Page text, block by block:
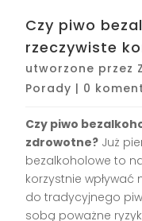
Czy piwo
rzeczywiste
utworzone przez
Porady | 0
Czy piwo
zdrowotne? Już
bezalkoholowe to
korzystnie wpływać
do tradycyjnego
sobą poważne